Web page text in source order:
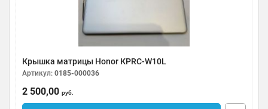
Крышка матрицы Ноnоr КРRС-W10L
Артикул: 0185-000036
2 500,00 руб.